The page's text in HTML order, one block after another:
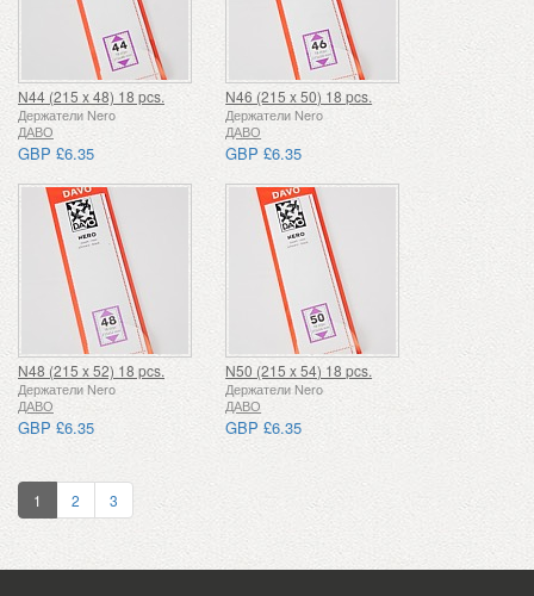
N44 (215 x 48) 18 pcs.
Держатели Nero
ДАВО
GBP £6.35
N46 (215 x 50) 18 pcs.
Держатели Nero
ДАВО
GBP £6.35
N48 (215 x 52) 18 pcs.
Держатели Nero
ДАВО
GBP £6.35
N50 (215 x 54) 18 pcs.
Держатели Nero
ДАВО
GBP £6.35
1 2 3